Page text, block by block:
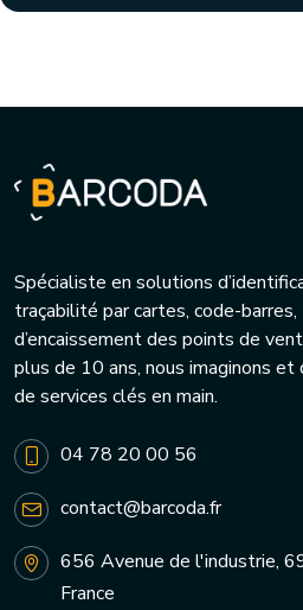
Spécialiste en solutions
traçabilité par cartes, code-barres,
d’encaissement des points de
plus de 10 ans, nous imaginons
de services clés en main.
04 78 20 00 56
contact@barcoda.fr
656 Avenue de l'industrie,
France